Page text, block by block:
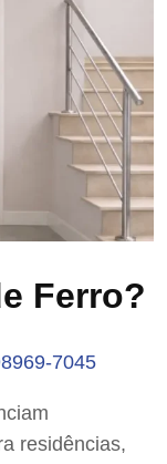
Ferro?
7045
residências,